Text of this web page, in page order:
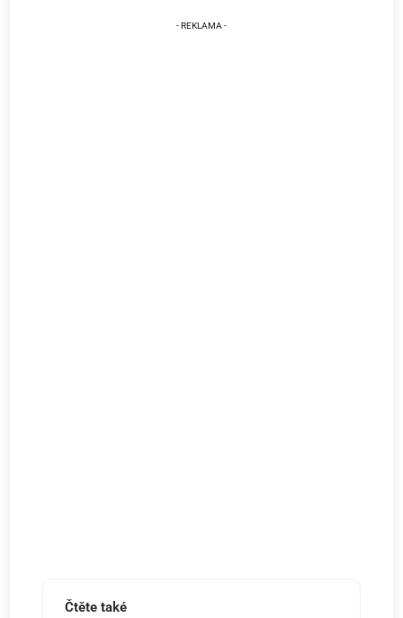
Čtěte také